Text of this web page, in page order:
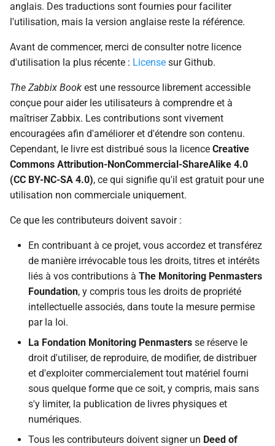
ranglais. Des traductions sont fournies pour faciliter
l'utilisation, mais la version anglaise reste la référence.
Avant de commencer, merci de consulter notre licence
d'utilisation la plus récente : License sur Github.
The Zabbix Book est une ressource librement accessible
conçue pour aider les utilisateurs à comprendre et à
maîtriser Zabbix. Les contributions sont vivement
encouragées afin d'améliorer et d'étendre son contenu.
Cependant, le livre est distribué sous la licence Creative
Commons Attribution-NonCommercial-ShareAlike 4.0
(CC BY-NC-SA 4.0), ce qui signifie qu'il est gratuit pour une
utilisation non commerciale uniquement.
Ce que les contributeurs doivent savoir :
En contribuant à ce projet, vous accordez et transférez
de manière irrévocable tous les droits, titres et intérêts
liés à vos contributions à The Monitoring Penmasters
Foundation, y compris tous les droits de propriété
intellectuelle associés, dans toute la mesure permise
par la loi.
La Fondation Monitoring Penmasters se réserve le
droit d'utiliser, de reproduire, de modifier, de distribuer
et d'exploiter commercialement tout matériel fourni
sous quelque forme que ce soit, y compris, mais sans
s'y limiter, la publication de livres physiques et
numériques.
Tous les contributeurs doivent signer un Deed of